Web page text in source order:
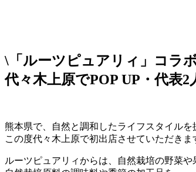
\「ルーツピュアリィ」コラ
代々木上原でPOP UP・代表2
熊本県で、自然と調和したライフスタイル
この度代々木上原で初出店させていただきま
ルーツピュアリィからは、自然栽培の野菜や